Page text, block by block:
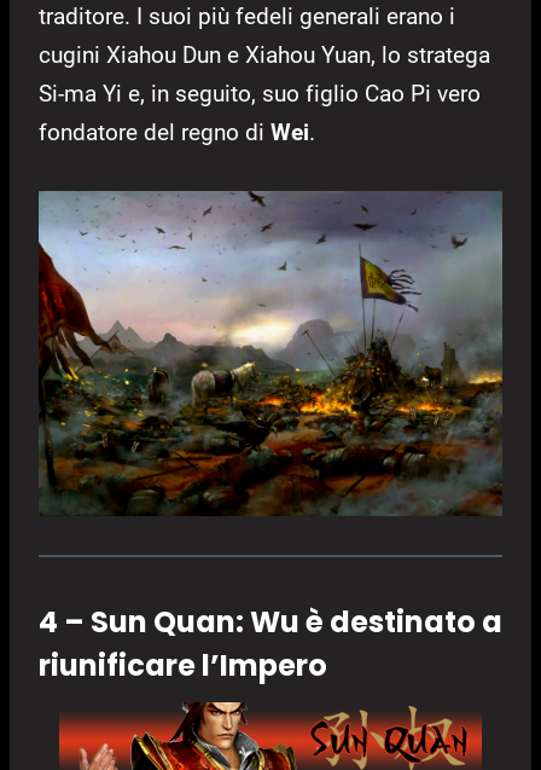
traditore. I suoi più fedeli generali erano i
cugini Xiahou Dun e Xiahou Yuan, lo stratega
Si-ma Yi e, in seguito, suo figlio Cao Pi vero
fondatore del regno di Wei.
4 – Sun Quan: Wu è destinato a
riunificare l’Impero